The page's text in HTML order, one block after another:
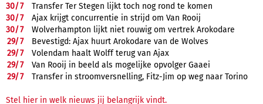
30/7
Transfer Ter Stegen lijkt toch nog rond te komen
30/7
Ajax krijgt concurrentie in strijd om Van Rooij
30/7
Wolverhampton lijkt niet rouwig om vertrek Arokodare
29/7
Bevestigd: Ajax huurt Arokodare van de Wolves
29/7
Volendam haalt Wolff terug van Ajax
29/7
Van Rooij in beeld als mogelijke opvolger Gaaei
29/7 Transfer in stroomversnelling, Fitz-Jim op weg naar Torino
Stel hier in welk nieuws jij belangrijk vindt.